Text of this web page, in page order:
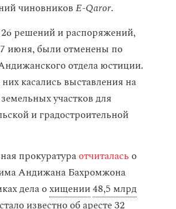
чиновниковE-Qaror.
26 решений и распоряжений,
июня, были отменены по
отдела юстиции.
касались выставления на
участков для
и градостроительной
прокуратураотчиталась о
Андижана Бахромжона
дела охищении48,5 млрд
известно об аресте 32